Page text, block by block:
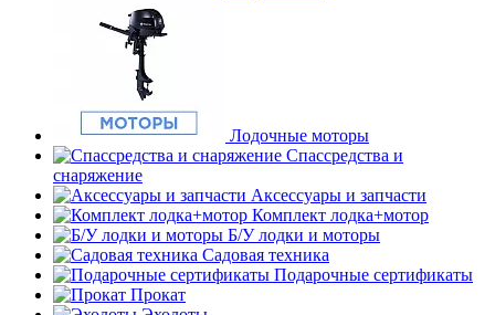
Лодочные моторы
Спассредства и
снаряжение
Аксессуары и запчасти
Комплект лодка+мотор
Б/У лодки и моторы
Садовая техника
Подарочные сертификаты
Прокат